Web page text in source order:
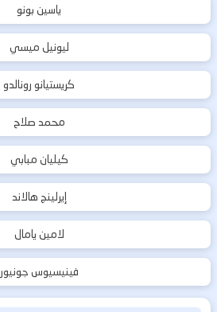
ياسين بونو
ليونيل ميسي
كريستيانو رونالدو
محمد صلاح
كيليان مبابي
إيرلينج هالاند
لامين يامال
فينيسيوس جونيور